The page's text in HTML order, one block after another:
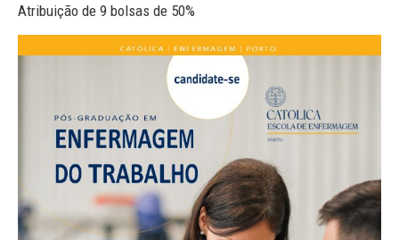
Atribuição de 9 bolsas de 50%